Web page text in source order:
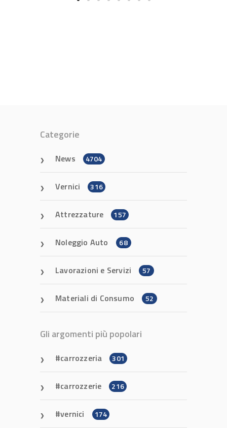
Categorie
News 4704
Vernici 316
Attrezzature 157
Noleggio Auto 68
Lavorazioni e Servizi 57
Materiali di Consumo 52
Gli argomenti più popolari
carrozzeria 301
carrozzerie 216
vernici 174